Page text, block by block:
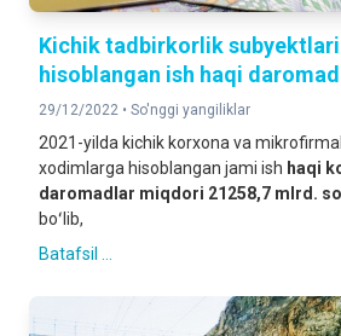
Kichik tadbirkorlik
hisoblangan ish haqi
29/12/2022 • So'nggi yangiliklar
2021-yilda kichik korxona va
xodimlarga hisoblangan jami ish haqi
daromadlar miqdori 21258,7 mlrd.
boʻlib,
Batafsil ...